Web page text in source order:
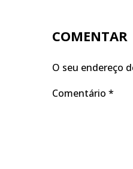
COMENTAR
O seu endereço
Comentário *